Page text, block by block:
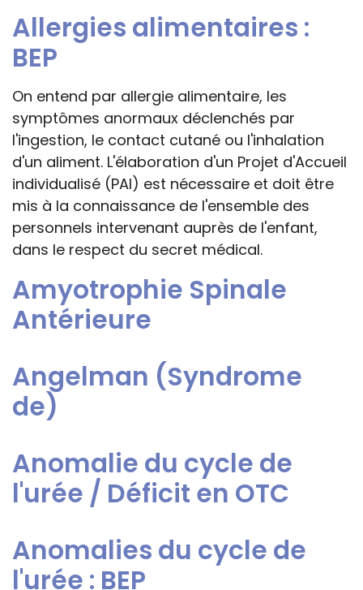
Allergies alimentaires :
BEP
On entend par allergie alimentaire, les
symptômes anormaux déclenchés par
l'ingestion, le contact cutané ou l'inhalation
d'un aliment. L'élaboration d'un Projet d'Accueil
individualisé (PAI) est nécessaire et doit être
mis à la connaissance de l'ensemble des
personnels intervenant auprès de l'enfant,
dans le respect du secret médical.
Amyotrophie Spinale
Antérieure
Angelman (Syndrome
de)
Anomalie du cycle de
l'urée / Déficit en OTC
Anomalies du cycle de
l'urée : BEP